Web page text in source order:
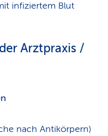
infiziertem Blut
Arztpraxis /
nach Antikörpern)